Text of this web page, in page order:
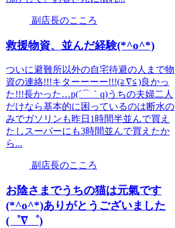
副店長のこころ
救援物資、並んだ経験(*^o^*)
ついに避難所以外の自宅待避の人まで物
資の連絡!!!キターーーー!!!(≧∇≦)良かっ
た!!!長かった…p(´⌒｀q)うちの夫婦二人
だけなら基本的に困っているのは断水の
みでガソリンも昨日1時間半並んで買え
たしスーパーにも3時間並んで買えたか
ら...
副店長のこころ
お陰さまでうちの猫は元氣です
(*^o^*)ありがとうございました
(゜∇゜)